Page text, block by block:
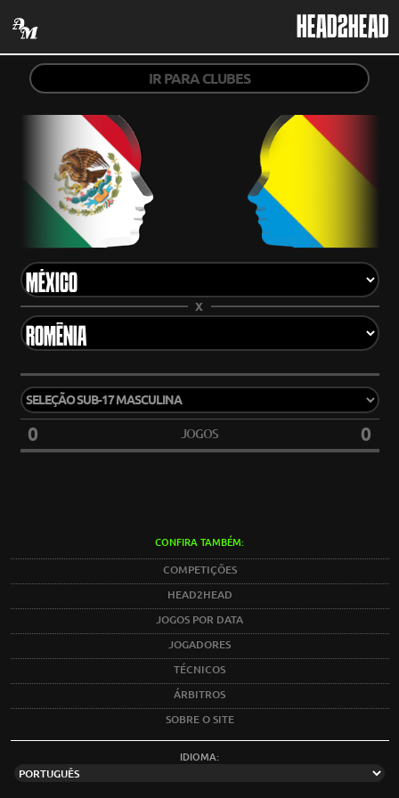
HEAD2HEAD
IR PARA CLUBES
X
0 JOGOS 0
CONFIRA TAMBÉM:
COMPETIÇÕES
HEAD2HEAD
JOGOS POR DATA
JOGADORES
TÉCNICOS
ÁRBITROS
SOBRE O SITE
IDIOMA: